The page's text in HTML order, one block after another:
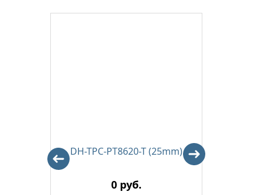
DH-TPC-PT8620-T (25mm)
0 руб.